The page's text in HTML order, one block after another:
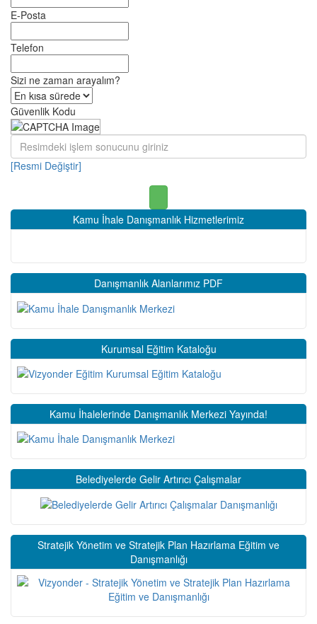
E-Posta
Telefon
Sizi ne zaman arayalım?
Güvenlik Kodu
[Resmi Değiştir]
Kamu İhale Danışmanlık Hizmetlerimiz
Danışmanlık Alanlarımız PDF
Kurumsal Eğitim Kataloğu
Kamu İhalelerinde Danışmanlık Merkezi Yayında!
Belediyelerde Gelir Artırıcı Çalışmalar
Stratejik Yönetim ve Stratejik Plan Hazırlama Eğitim ve
Danışmanlığı